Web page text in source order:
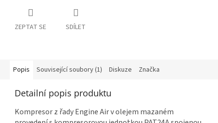
ZEPTAT SE SDÍLET
Popis Související soubory (1) Diskuze Značka
Detailní popis produktu
Kompresor z řady Engine Air v olejem mazaném